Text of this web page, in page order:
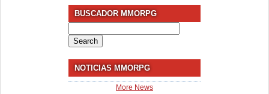
BUSCADOR MMORPG
for:
NOTICIAS MMORPG
More News